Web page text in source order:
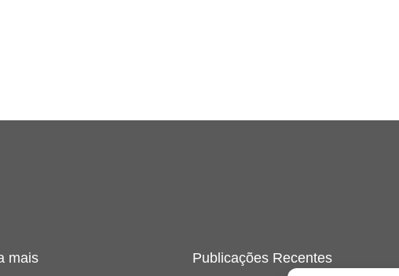
mais Publicações Recentes